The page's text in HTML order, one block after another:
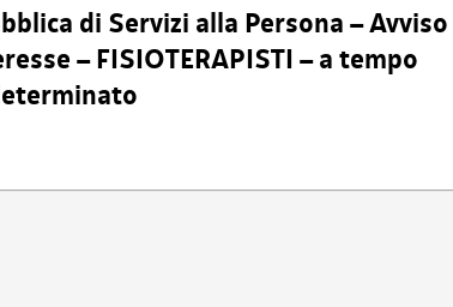
di Servizi alla Persona – Avviso
– FISIOTERAPISTI – a tempo